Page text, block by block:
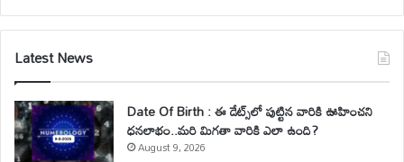
Latest News
Date Of Birth : ఈ డేట్స్‌లో పుట్టిన వారికి ఊహించని
ధనలాభం..మరి మిగతా వారికి ఎలా ఉంది?
August 9, 2026